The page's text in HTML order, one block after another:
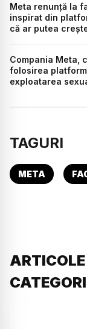
Meta renunță la
inspirat din
că ar putea
Compania Meta,
folosirea
exploatarea
TAGURI
META